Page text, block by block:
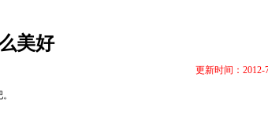
美好
更新时间：2012-